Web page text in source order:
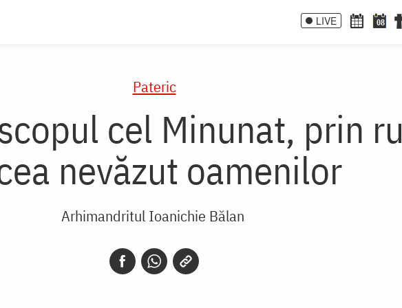
LIVE 08
Pateric
cel Minunat, prin
nevăzut oamenilor
Arhimandritul Ioanichie Bălan